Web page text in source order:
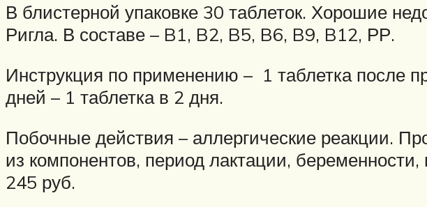
В блистерной упаковке 30 таблеток. Хорошие
Ригла. В составе – B1, B2, B5, B6, B9, B12, РР.
Инструкция по применению – 1 таблетка после
дней – 1 таблетка в 2 дня.
Побочные действия – аллергические реакции.
из компонентов, период лактации,
245 руб.